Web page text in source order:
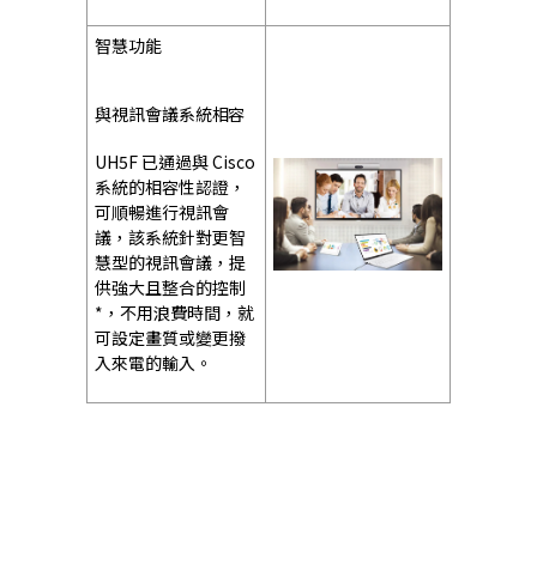
智慧功能
與視訊會議系統相容
UH5F 已通過與 Cisco
系統的相容性認證，
可順暢進行視訊會
議，該系統針對更智
慧型的視訊會議，提
供強大且整合的控制
*，不用浪費時間，就
可設定畫質或變更撥
入來電的輸入。